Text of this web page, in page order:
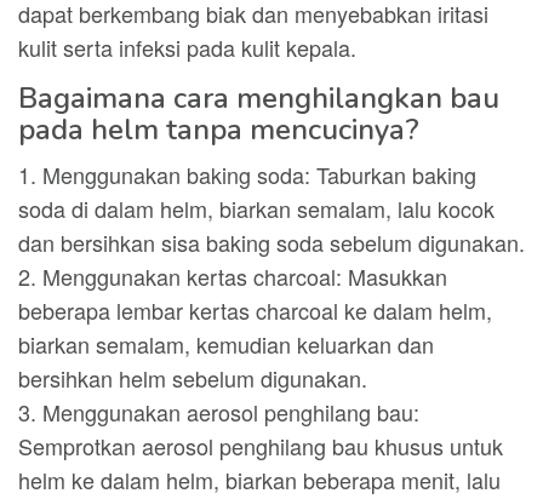
dapat berkembang biak dan menyebabkan iritasi
kulit serta infeksi pada kulit kepala.
Bagaimana cara menghilangkan bau
pada helm tanpa mencucinya?
1. Menggunakan baking soda: Taburkan baking
soda di dalam helm, biarkan semalam, lalu kocok
dan bersihkan sisa baking soda sebelum digunakan.
2. Menggunakan kertas charcoal: Masukkan
beberapa lembar kertas charcoal ke dalam helm,
biarkan semalam, kemudian keluarkan dan
bersihkan helm sebelum digunakan.
3. Menggunakan aerosol penghilang bau:
Semprotkan aerosol penghilang bau khusus untuk
helm ke dalam helm, biarkan beberapa menit, lalu